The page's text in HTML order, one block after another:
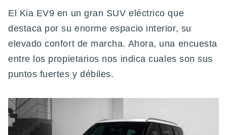
El Kia EV9 en un gran SUV eléctrico que
destaca por su enorme espacio interior, su
elevado confort de marcha. Ahora, una encuesta
entre los propietarios nos indica cuales son sus
puntos fuertes y débiles.